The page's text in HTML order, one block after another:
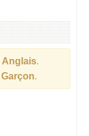
Anglais.
Garçon.